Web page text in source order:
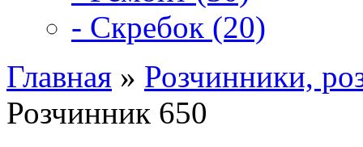
- Скребок (20)
Главная » Розчинники,
Розчинник 650